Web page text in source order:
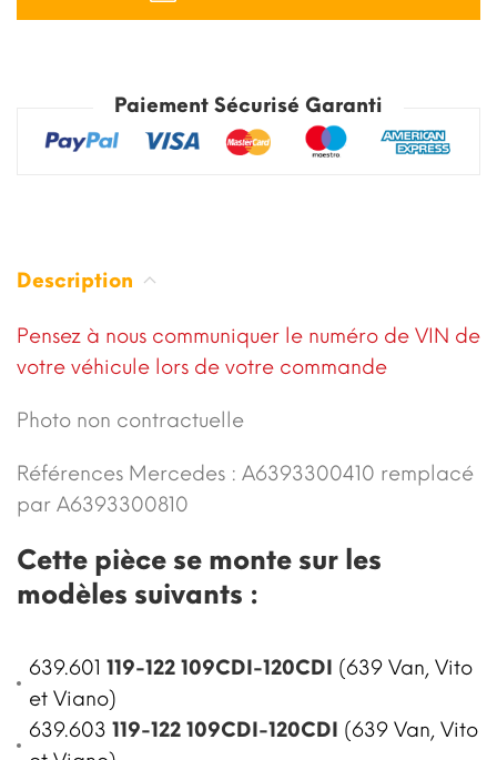
Paiement Sécurisé Garanti
Description
Pensez à nous communiquer le numéro de VIN de
votre véhicule lors de votre commande
Photo non contractuelle
Références Mercedes : A6393300410 remplacé
par A6393300810
Cette pièce se monte sur les
modèles suivants :
639.601 119-122 109CDI-120CDI (639 Van, Vito
et Viano)
639.603 119-122 109CDI-120CDI (639 Van, Vito